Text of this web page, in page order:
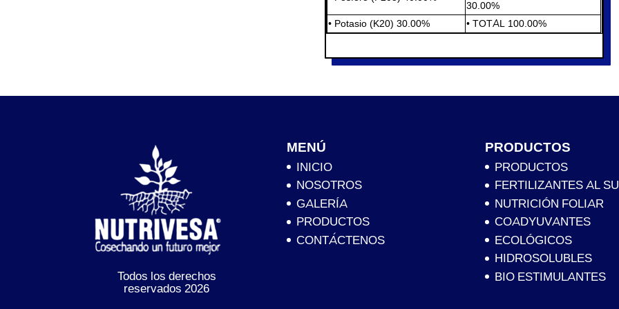
30.00%
• Potasio (K20) 30.00%
• TOTAL 100.00%
Todos los derechos
reservados 2026
MENÚ
INICIO
NOSOTROS
GALERÍA
PRODUCTOS
CONTÁCTENOS
PRODUCTOS
PRODUCTOS
FERTILIZANTES AL
NUTRICIÓN FOLIAR
COADYUVANTES
ECOLÓGICOS
HIDROSOLUBLES
BIO ESTIMULANTES